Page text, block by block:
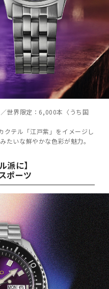
世界限定：6,000本〈うち国
クテル「江戸紫」をイメージし
たいな鮮やかな色彩が魅力。
派に】
ポーツ